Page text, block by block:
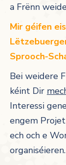
a Frënn
Mir géifen
Sprooch-
Bei weidere
kéint Dir
Interessi
engem
ech och e
organiséieren.